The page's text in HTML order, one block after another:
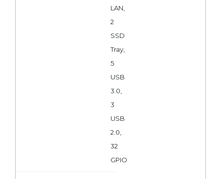
LAN,
2
SSD
Tray,
5
USB
3.0,
3
USB
2.0,
32
GPIO